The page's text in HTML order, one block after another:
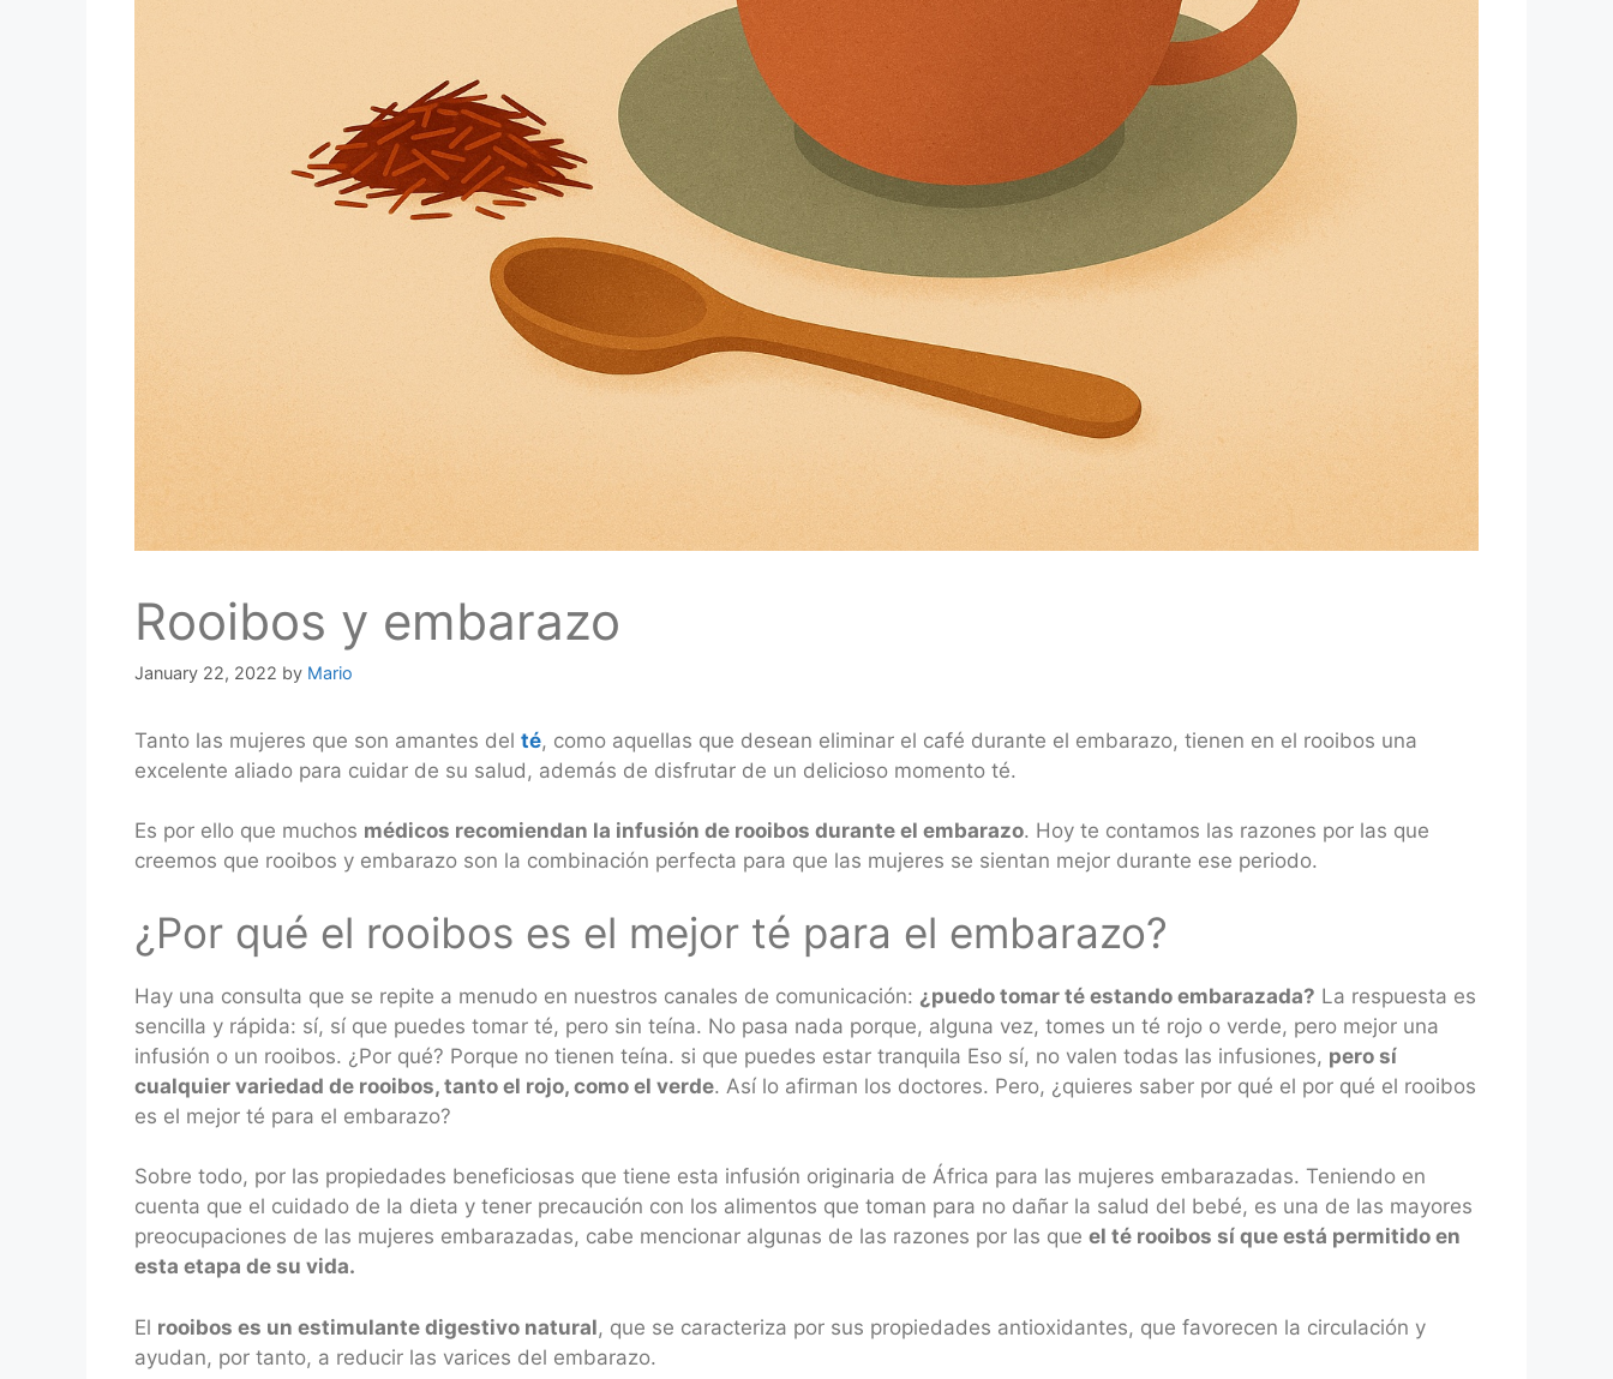
Rooibos y embarazo
January 22, 2022 by Mario
Tanto las mujeres que son amantes del té, como aquellas que desean eliminar el café durante el embarazo, tienen en el rooibos una
excelente aliado para cuidar de su salud, además de disfrutar de un delicioso momento té.
Es por ello que muchos médicos recomiendan la infusión de rooibos durante el embarazo. Hoy te contamos las razones por las que
creemos que rooibos y embarazo son la combinación perfecta para que las mujeres se sientan mejor durante ese periodo.
¿Por qué el rooibos es el mejor té para el embarazo?
Hay una consulta que se repite a menudo en nuestros canales de comunicación: ¿puedo tomar té estando embarazada? La respuesta es
sencilla y rápida: sí, sí que puedes tomar té, pero sin teína. No pasa nada porque, alguna vez, tomes un té rojo o verde, pero mejor una
infusión o un rooibos. ¿Por qué? Porque no tienen teína. si que puedes estar tranquila Eso sí, no valen todas las infusiones, pero sí
cualquier variedad de rooibos, tanto el rojo, como el verde. Así lo afirman los doctores. Pero, ¿quieres saber por qué el por qué el rooibos
es el mejor té para el embarazo?
Sobre todo, por las propiedades beneficiosas que tiene esta infusión originaria de África para las mujeres embarazadas. Teniendo en
cuenta que el cuidado de la dieta y tener precaución con los alimentos que toman para no dañar la salud del bebé, es una de las mayores
preocupaciones de las mujeres embarazadas, cabe mencionar algunas de las razones por las que el té rooibos sí que está permitido en
esta etapa de su vida.
El rooibos es un estimulante digestivo natural, que se caracteriza por sus propiedades antioxidantes, que favorecen la circulación y
ayudan, por tanto, a reducir las varices del embarazo.